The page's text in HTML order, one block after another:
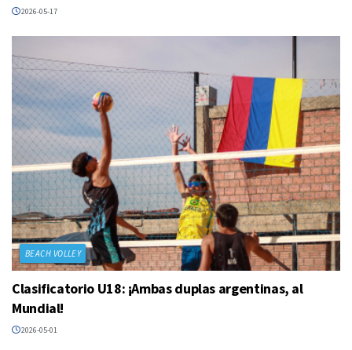
2026-05-17
BEACH VOLLEY
Clasificatorio U18: ¡Ambas duplas argentinas, al
Mundial!
2026-05-01